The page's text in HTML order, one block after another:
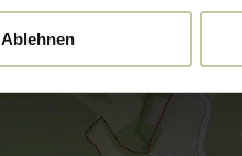
Ablehnen